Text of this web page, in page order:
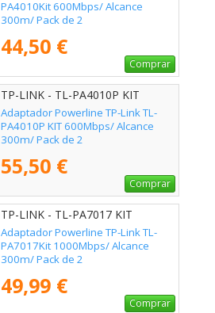
PA4010Kit 600Mbps/ Alcance
300m/ Pack de 2
44,50 €
Comprar
TP-LINK - TL-PA4010P KIT
Adaptador Powerline TP-Link TL-
PA4010P KIT 600Mbps/ Alcance
300m/ Pack de 2
55,50 €
Comprar
TP-LINK - TL-PA7017 KIT
Adaptador Powerline TP-Link TL-
PA7017Kit 1000Mbps/ Alcance
300m/ Pack de 2
49,99 €
Comprar